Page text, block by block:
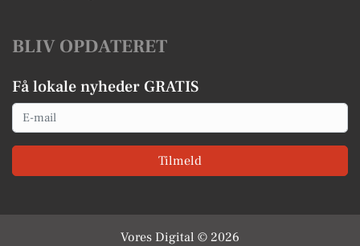
BLIV OPDATERET
Få lokale nyheder GRATIS
Email
Tilmeld
Vores Digital © 2026